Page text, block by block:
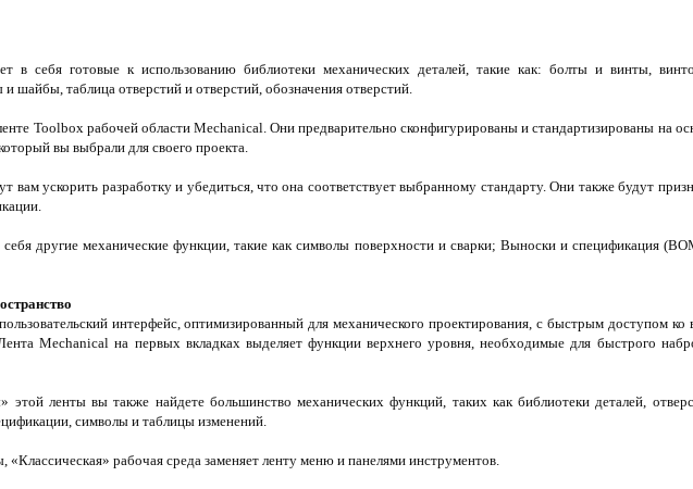
в себя готовые к использованию библиотеки механических деталей, такие как: болты и винты,
шайбы, таблица отверстий и отверстий, обозначения отверстий.
Toolbox рабочей области Mechanical. Они предварительно сконфигурированы и стандартизированы на
вы выбрали для своего проекта.
вам ускорить разработку и убедиться, что она соответствует выбранному стандарту. Они также будут
другие механические функции, такие как символы поверхности и сварки; Выноски и спецификация
интерфейс, оптимизированный для механического проектирования, с быстрым доступом ко
Mechanical на первых вкладках выделяет функции верхнего уровня, необходимые для быстрого
этой ленты вы также найдете большинство механических функций, таких как библиотеки деталей,
символы и таблицы изменений.
«Классическая» рабочая среда заменяет ленту меню и панелями инструментов.